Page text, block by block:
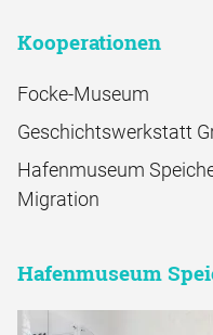
Kooperationen
Focke-Museum
Geschichtswerkstatt
Hafenmuseum
Migration
Hafenmuseum